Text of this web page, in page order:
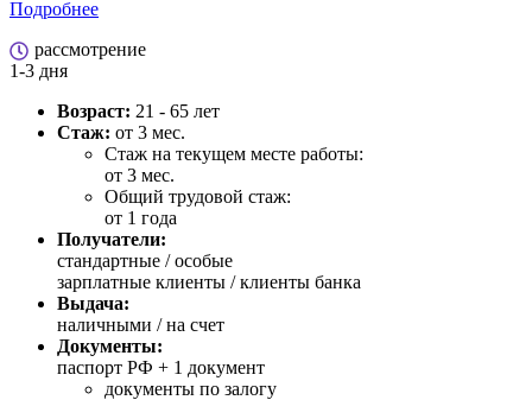
Подробнее
рассмотрение
1-3 дня
Возраст: 21 - 65 лет
Стаж: от 3 мес.
Стаж на текущем месте работы:
от 3 мес.
Общий трудовой стаж:
от 1 года
Получатели:
стандартные /особые
зарплатные клиенты / клиенты банка
Выдача:
наличными / на счет
Документы:
паспорт РФ + 1 документ
документы по залогу